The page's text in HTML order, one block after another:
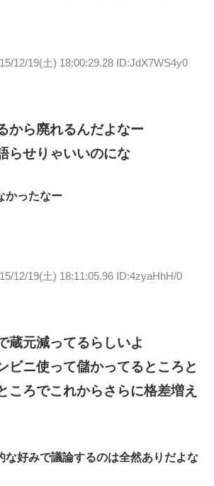
12/19(土) 18:00:29.28 ID:JdX7WS4y0
から廃れるんだよなー
らせりゃいいのにな
かったなー
12/19(土) 18:11:05.96 ID:4zyaHhH/0
蔵元減ってるらしいよ
ビニ使って儲かってるところと
ころでこれからさらに格差増え
な好みで議論するのは全然ありだよな